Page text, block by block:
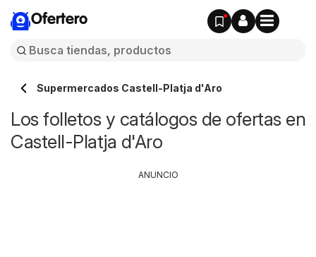
Ofertero
Supermercados Castell-Platja d'Aro
Los folletos y catálogos de ofertas en
Castell-Platja d'Aro
ANUNCIO